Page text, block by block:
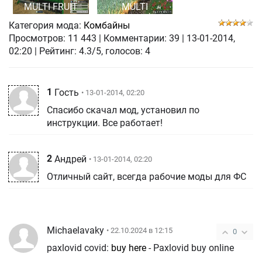
MULTI FRUIT
MULTI
Категория мода: Комбайны
Просмотров: 11 443 Комментарии: 39
13-01-2014,
02:20
| Рейтинг: 4.3/5, голосов: 4
1 Гость • 13-01-2014, 02:20
Спасибо скачал мод, установил по
инструкции. Все работает!
2 Андрей • 13-01-2014, 02:20
Отличный сайт, всегда рабочие моды для ФС
0
Michaelavaky • 22.10.2024 в 12:15
paxlovid covid: buy here - Paxlovid buy online